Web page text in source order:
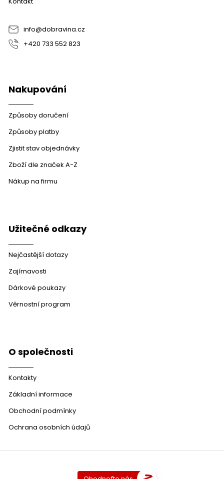
info@dobravina.cz
+420 733 552 823
Nakupování
Způsoby doručení
Způsoby platby
Zjistit stav objednávky
Zboží dle značek A-Z
Nákup na firmu
Užitečné odkazy
Nejčastější dotazy
Zajímavosti
Dárkové poukazy
Věrnostní program
O společnosti
Kontakty
Základní informace
Obchodní podmínky
Ochrana osobních údajů